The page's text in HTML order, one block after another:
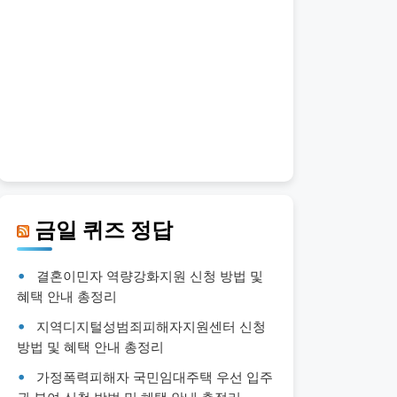
금일 퀴즈 정답
결혼이민자 역량강화지원 신청 방법 및
혜택 안내 총정리
지역디지털성범죄피해자지원센터 신청
방법 및 혜택 안내 총정리
가정폭력피해자 국민임대주택 우선 입주